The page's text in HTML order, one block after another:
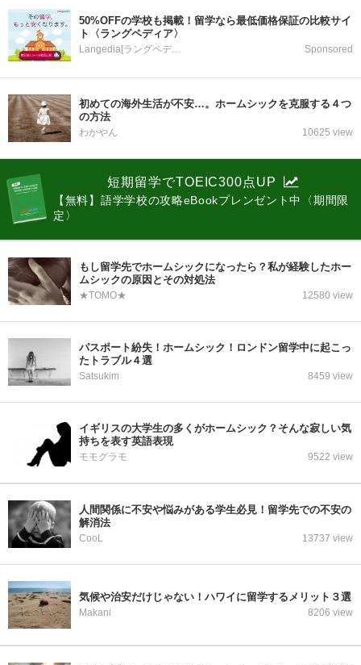
50%OFFの学校も掲載！留学なら最低価格保証の比較サイ
ト〈ラングペディア〉
Langedia[ラングペディア] Sponsored
初めての海外生活が不安…。ホームシックを克服する４つ
の方法
わかやん 10625 view
短期留学でTOEIC300点UP
【無料】語学学校の攻略eBookプレンゼント中〈期間限
定〉
もし留学先でホームシックになったら？私が経験したホー
ムシックの原因とその対処法
★TOMO★ 12580 view
パスポート紛失！ホームシック！ロンドン留学中に起こっ
たトラブル４選
Satsukim 8459 view
イギリスの大学生の多くがホームシック？そんな寂しい気
持ちを表す英語表現
モモグラモ 9522 view
人間関係に不安や悩みがある学生必見！留学先での不安の
解消法
CooL 13737 view
気候や治安だけじゃない！ハワイに留学するメリット３選
Makani 8206 view